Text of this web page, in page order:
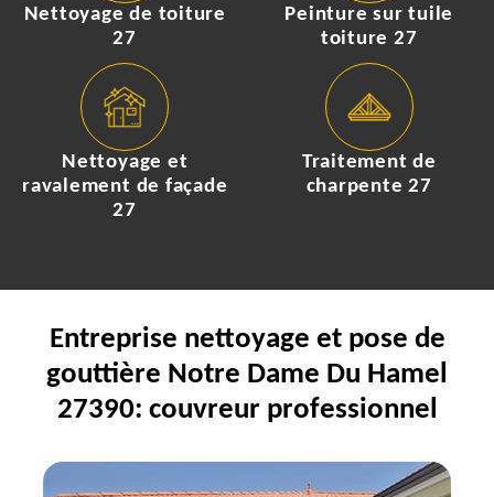
Nettoyage de toiture
27
Peinture sur tuile
toiture 27
Nettoyage et
ravalement de façade
27
Traitement de
charpente 27
Entreprise nettoyage et pose de
gouttière Notre Dame Du Hamel
27390: couvreur professionnel